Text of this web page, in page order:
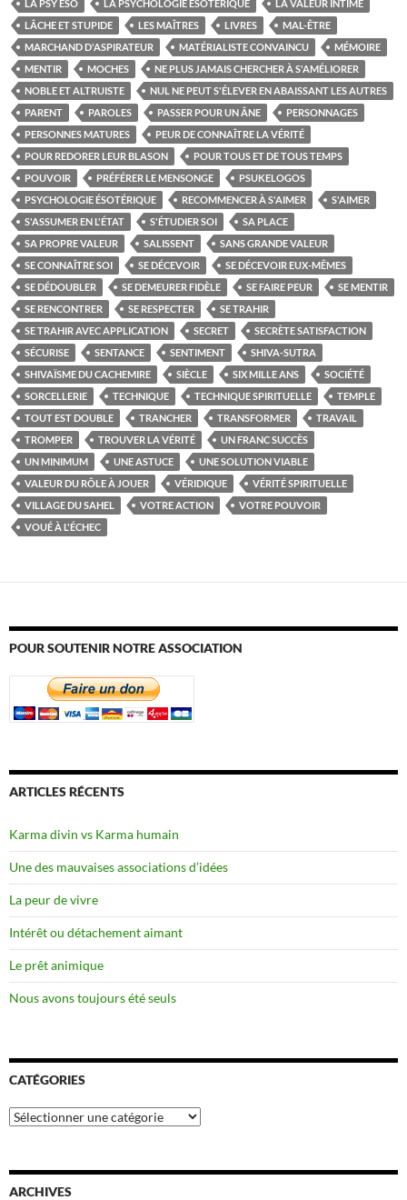
LA PSY ÉSO LA PSYCHOLOGIE ÉSOTÉRIQUE
LA VALEUR INTIME
LÂCHE ET STUPIDE
LES MAÎTRES LIVRES
MAL-ÊTRE
MARCHAND D'ASPIRATEUR
MATÉRIALISTE CONVAINCU
MÉMOIRE
MENTIR
MOCHES
NE PLUS JAMAIS CHERCHER À S'AMÉLIORER
NOBLE ET ALTRUISTE
NUL NE PEUT S'ÉLEVER EN ABAISSANT LES AUTRES
PARENT
PAROLES PASSER POUR UN ÂNE
PERSONNAGES
PERSONNES MATURES
PEUR DE CONNAÎTRE LA VÉRITÉ
POUR REDORER LEUR BLASON
POUR TOUS ET DE TOUS TEMPS
POUVOIR
PRÉFÉRER LE MENSONGE
PSUKELOGOS
PSYCHOLOGIE ÉSOTÉRIQUE
RECOMMENCER À S'AIMER
S'AIMER
S'ASSUMER EN L'ÉTAT
S'ÉTUDIER SOI
SA PLACE
SA PROPRE VALEUR
SALISSENT
SANS GRANDE VALEUR
SE CONNAÎTRE SOI
SE DÉCEVOIR
SE DÉCEVOIR EUX-MÊMES
SE DÉDOUBLER
SE DEMEURER FIDÈLE SE FAIRE PEUR
SE MENTIR
SE RENCONTRER
SE RESPECTER
SE TRAHIR
SE TRAHIR AVEC APPLICATION
SECRET
SECRÈTE SATISFACTION
SÉCURISE
SENTANCE SENTIMENT
SHIVA-SUTRA
SHIVAÏSME DU CACHEMIRE
SIÈCLE SIX MILLE ANS
SOCIÉTÉ
SORCELLERIE
TECHNIQUE TECHNIQUE SPIRITUELLE
TEMPLE
TOUT EST DOUBLE
TRANCHER TRANSFORMER
TRAVAIL
TROMPER
TROUVER LA VÉRITÉ
UN FRANC SUCCÈS
UN MINIMUM
UNE ASTUCE
UNE SOLUTION VIABLE
VALEUR DU RÔLE À JOUER
VÉRIDIQUE
VÉRITÉ SPIRITUELLE
VILLAGE DU SAHEL
VOTRE ACTION
VOTRE POUVOIR
VOUÉ À L'ÉCHEC
POUR SOUTENIR NOTRE ASSOCIATION
ARTICLES RÉCENTS
Karma divin vs Karma humain
Une des mauvaises associations d’idées
La peur de vivre
Intérêt ou détachement aimant
Le prêt animique
Nous avons toujours été seuls
CATÉGORIES
Catégories
ARCHIVES